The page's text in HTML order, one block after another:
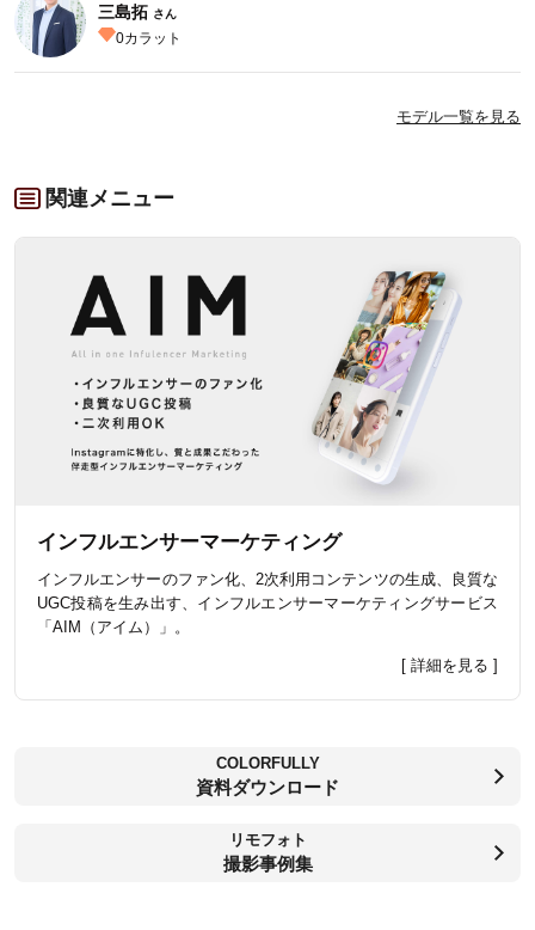
三島拓 さん
0カラット
モデル一覧を見る
関連メニュー
インフルエンサーマーケティング
インフルエンサーのファン化、2次利用コンテンツの生成、良質な
UGC投稿を生み出す、インフルエンサーマーケティングサービス
「AIM（アイム）」。
[ 詳細を見る ]
COLORFULLY
資料ダウンロード
リモフォト
撮影事例集